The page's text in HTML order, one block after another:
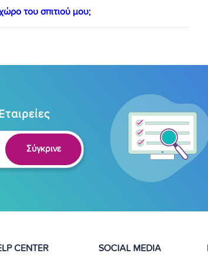
του σπιτιού μου;
Σύγκρινε
CENTER SOCIAL MEDIA